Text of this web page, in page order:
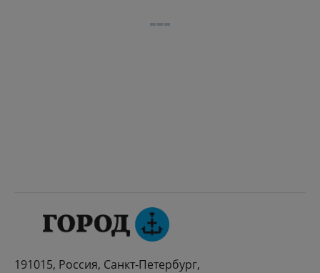
191015, Россия, Санкт-Петербург,